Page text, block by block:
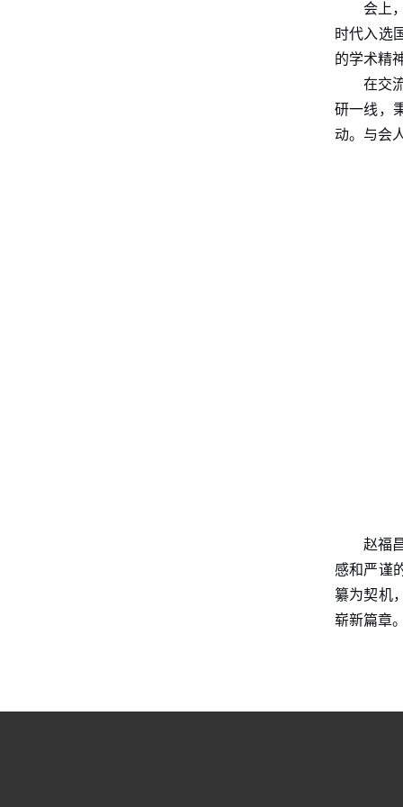
会上
时代入选
的学术精
在交
研一线，
动。与会
赵福
感和严谨
纂为契机
崭新篇章